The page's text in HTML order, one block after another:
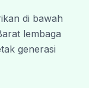
yang
dan siap
pendidikan
di bawah
lembaga
generasi